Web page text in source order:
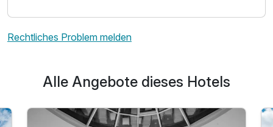
Rechtliches Problem melden
Alle Angebote dieses Hotels